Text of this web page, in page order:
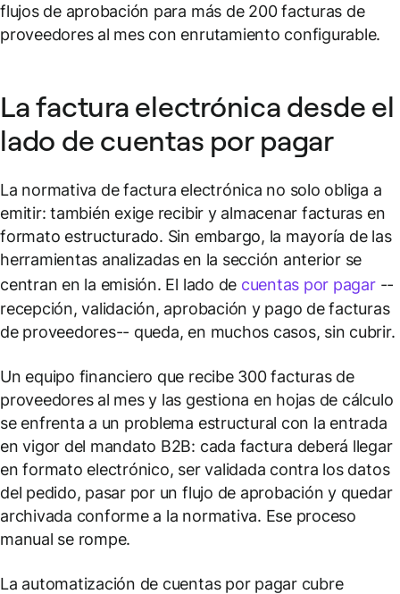
flujos de aprobación para más de 200 facturas de
proveedores al mes con enrutamiento configurable.
La factura electrónica desde el
lado de cuentas por pagar
La normativa de factura electrónica no solo obliga a
emitir: también exige recibir y almacenar facturas en
formato estructurado. Sin embargo, la mayoría de las
herramientas analizadas en la sección anterior se
centran en la emisión. El lado de cuentas por pagar--
recepción, validación, aprobación y pago de facturas
de proveedores-- queda, en muchos casos, sin cubrir.
Un equipo financiero que recibe 300 facturas de
proveedores al mes y las gestiona en hojas de cálculo
se enfrenta a un problema estructural con la entrada
en vigor del mandato B2B: cada factura deberá llegar
en formato electrónico, ser validada contra los datos
del pedido, pasar por un flujo de aprobación y quedar
archivada conforme a la normativa. Ese proceso
manual se rompe.
La automatización de cuentas por pagar cubre